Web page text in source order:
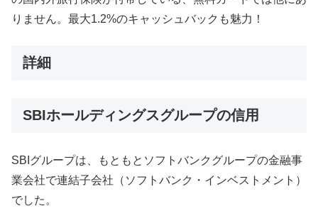
りません。最大1.2%のキャッシュバックも魅力！
詳細
SBIホールディングスグループの信用
SBIグループは、もともとソフトバンクグループの金融事
業会社で連結子会社（ソフトバンク・インベストメント）
でした。